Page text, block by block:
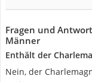
Fragen und
Männer
Enthält der
Nein, der